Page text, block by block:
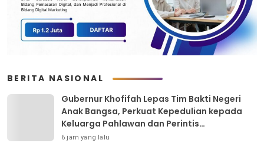
BERITA NASIONAL
Gubernur Khofifah Lepas Tim Bakti Negeri
Anak Bangsa, Perkuat Kepedulian kepada
Keluarga Pahlawan dan Perintis
Kemerdekaan
6 jam yang lalu